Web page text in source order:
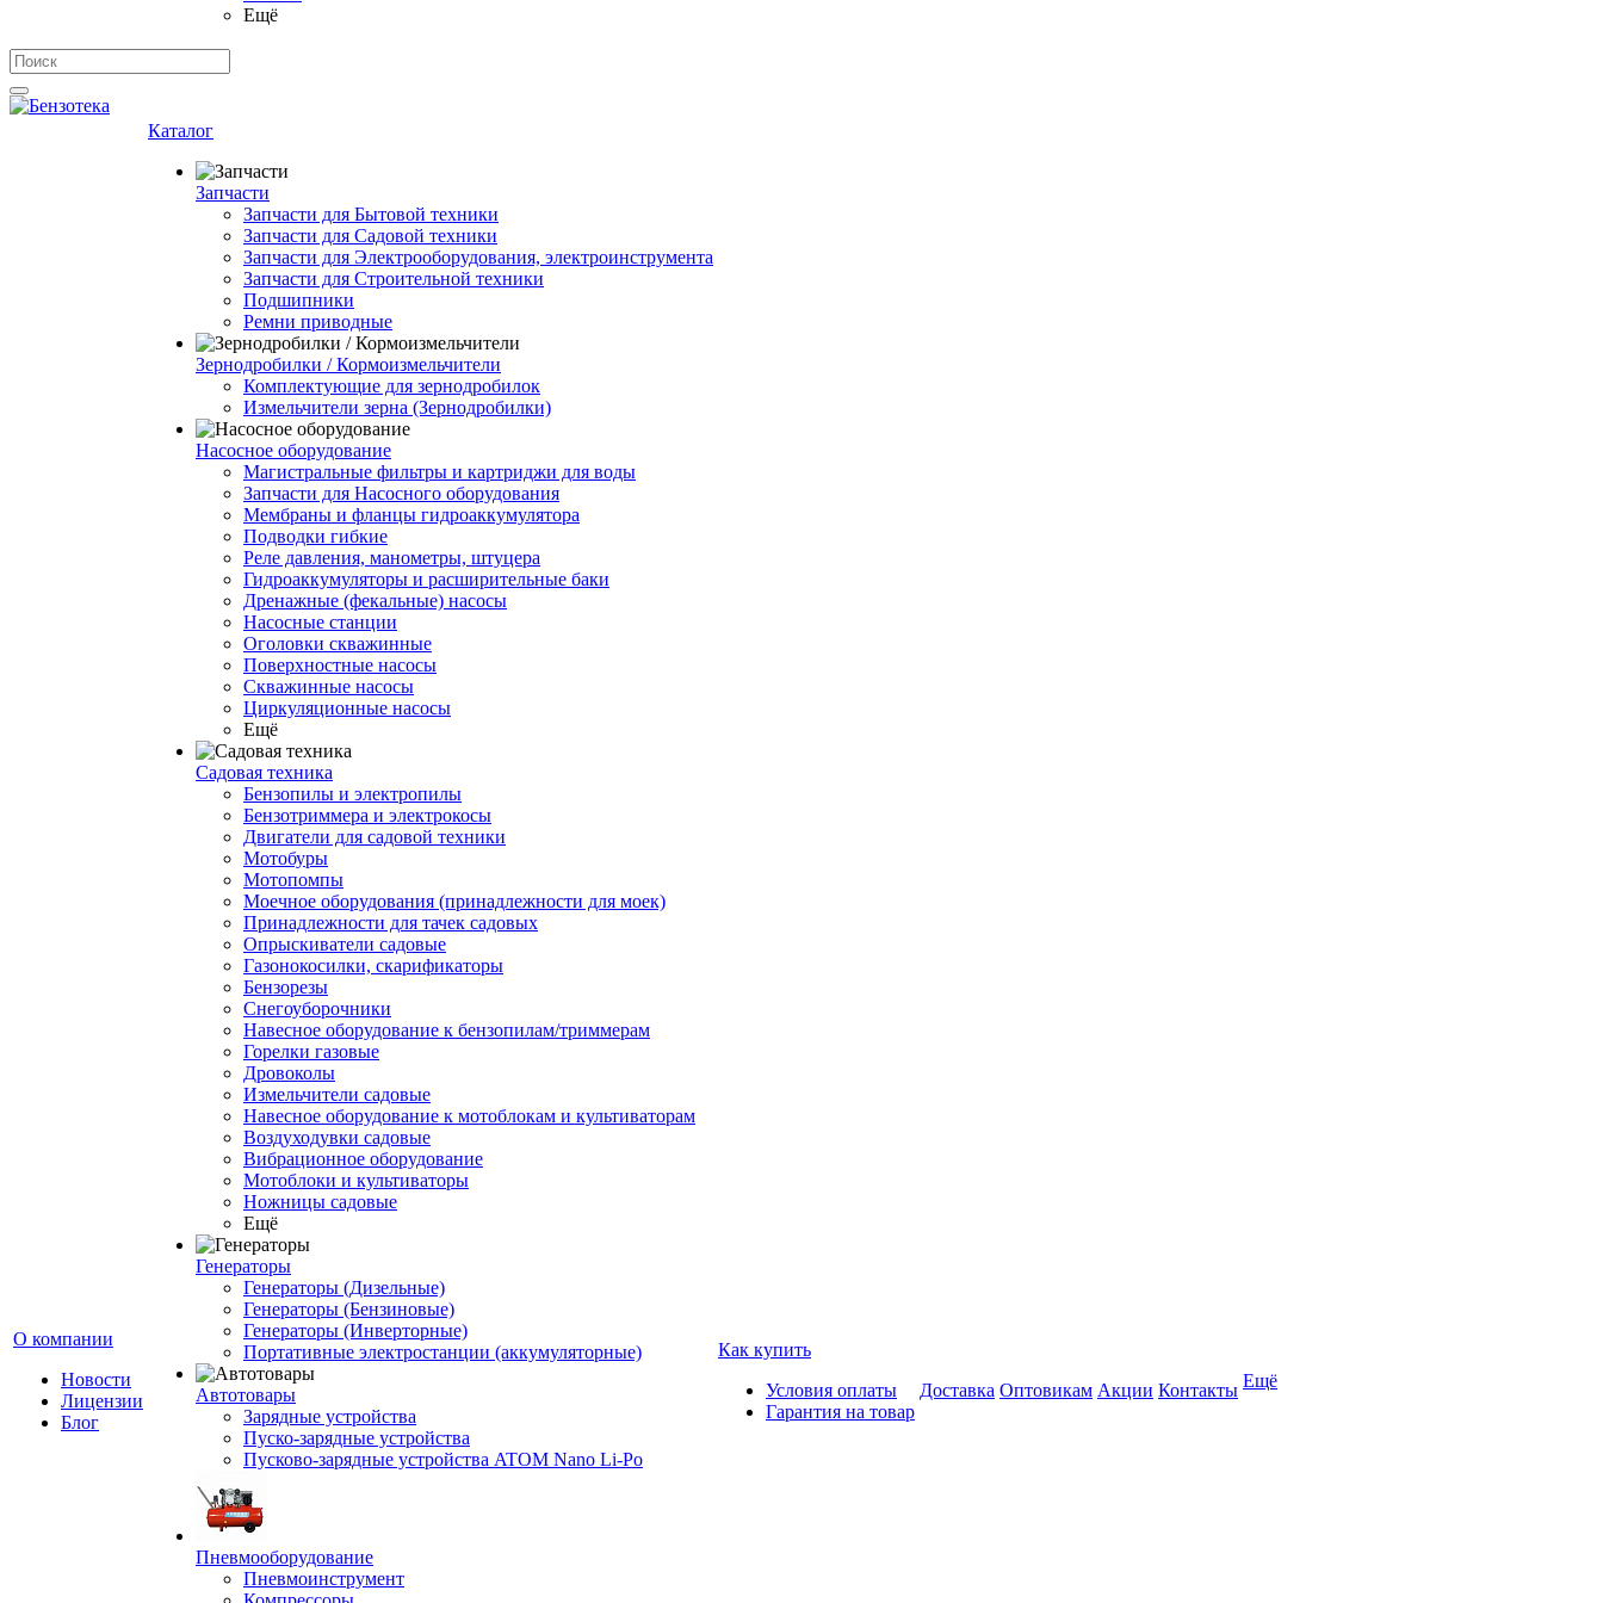
Ещё
О компании
Новости
Лицензии
Блог
Каталог
Запчасти
Запчасти для Бытовой техники
Запчасти для Садовой техники
Запчасти для Электрооборудования, электроинструмента
Запчасти для Строительной техники
Подшипники
Ремни приводные
Зернодробилки / Кормоизмельчители
Комплектующие для зернодробилок
Измельчители зерна (Зернодробилки)
Насосное оборудование
Магистральные фильтры и картриджи для воды
Запчасти для Насосного оборудования
Мембраны и фланцы гидроаккумулятора
Подводки гибкие
Реле давления, манометры, штуцера
Гидроаккумуляторы и расширительные баки
Дренажные (фекальные) насосы
Насосные станции
Оголовки скважинные
Поверхностные насосы
Скважинные насосы
Циркуляционные насосы
Ещё
Садовая техника
Бензопилы и электропилы
Бензотриммера и электрокосы
Двигатели для садовой техники
Мотобуры
Мотопомпы
Моечное оборудования (принадлежности для моек)
Принадлежности для тачек садовых
Опрыскиватели садовые
Газонокосилки, скарификаторы
Бензорезы
Снегоуборочники
Навесное оборудование к бензопилам/триммерам
Горелки газовые
Дровоколы
Измельчители садовые
Навесное оборудование к мотоблокам и культиваторам
Воздуходувки садовые
Вибрационное оборудование
Мотоблоки и культиваторы
Ножницы садовые
Ещё
Генераторы
Генераторы (Дизельные)
Генераторы (Бензиновые)
Генераторы (Инверторные)
Портативные электростанции (аккумуляторные)
Автотовары
Зарядные устройства
Пуско-зарядные устройства
Пусково-зарядные устройства ATOM Nano Li-Po
Пневмооборудование
Пневмоинструмент
Как купить
Условия оплаты
Гарантия на товар
Доставка Оптовикам Акции Контакты Ещё